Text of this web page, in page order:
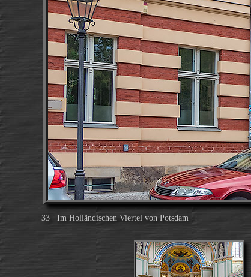
33 Im Holländischen Viertel von Potsdam